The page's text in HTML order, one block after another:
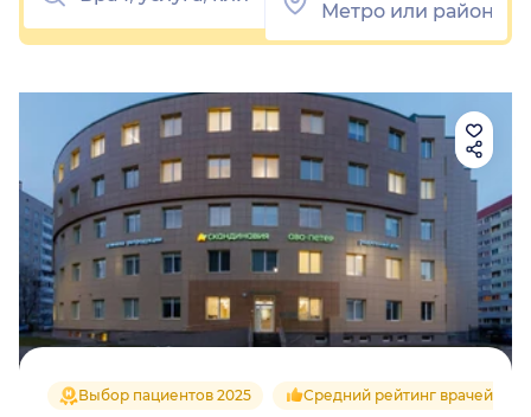
Выбор пациентов 2025 Средний рейтинг врачей 4.7